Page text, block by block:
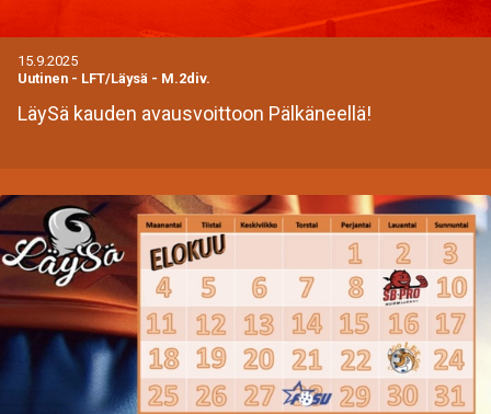
15.9.2025
Uutinen - LFT/Läysä - M.2div.
LäySä kauden avausvoittoon Pälkäneellä!